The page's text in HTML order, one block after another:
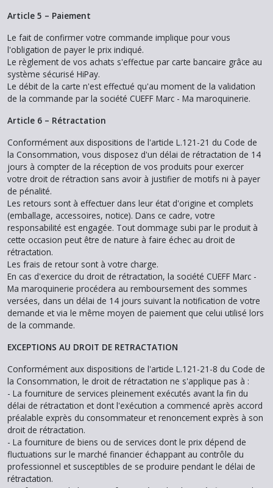
Article 5 – Paiement
Le fait de confirmer votre commande implique pour vous
l'obligation de payer le prix indiqué.
Le règlement de vos achats s'effectue par carte bancaire grâce au
système sécurisé HiPay.
Le débit de la carte n'est effectué qu'au moment de la validation
de la commande par la société CUEFF Marc - Ma maroquinerie.
Article 6 – Rétractation
Conformément aux dispositions de l'article L.121-21 du Code de
la Consommation, vous disposez d'un délai de rétractation de 14
jours à compter de la réception de vos produits pour exercer
votre droit de rétraction sans avoir à justifier de motifs ni à payer
de pénalité.
Les retours sont à effectuer dans leur état d'origine et complets
(emballage, accessoires, notice). Dans ce cadre, votre
responsabilité est engagée. Tout dommage subi par le produit à
cette occasion peut être de nature à faire échec au droit de
rétractation.
Les frais de retour sont à votre charge.
En cas d'exercice du droit de rétractation, la société CUEFF Marc -
Ma maroquinerie procédera au remboursement des sommes
versées, dans un délai de 14 jours suivant la notification de votre
demande et via le même moyen de paiement que celui utilisé lors
de la commande.
EXCEPTIONS AU DROIT DE RETRACTATION
Conformément aux dispositions de l'article L.121-21-8 du Code de
la Consommation, le droit de rétractation ne s'applique pas à :
- La fourniture de services pleinement exécutés avant la fin du
délai de rétractation et dont l'exécution a commencé après accord
préalable exprès du consommateur et renoncement exprès à son
droit de rétractation.
- La fourniture de biens ou de services dont le prix dépend de
fluctuations sur le marché financier échappant au contrôle du
professionnel et susceptibles de se produire pendant le délai de
rétractation.